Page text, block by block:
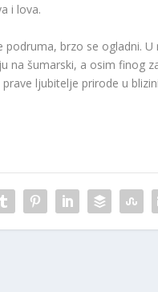
i lova.
podruma, brzo se ogladni.
na šumarski, a osim finog
ljubitelje prirode u